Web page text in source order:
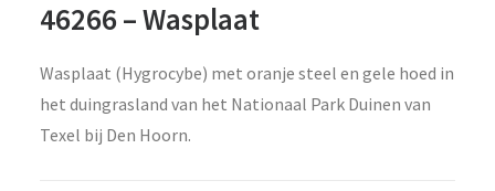
46266 – Wasplaat
Wasplaat (Hygrocybe) met oranje steel en gele hoed in
het duingrasland van het Nationaal Park Duinen van
Texel bij Den Hoorn.